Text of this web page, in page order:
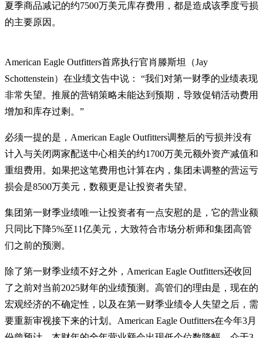
夏季商品减记的约7500万美元库存费用，都是造成该季度亏损
的主要原因。
American Eagle Outfitters首席执行官肖滕斯坦（Jay
Schottenstein）在业绩文告中说： “我们对第一财季的业绩表现
非常失望。推展的营销策略未能达到预期，导致促销活动费用
增加和库存过剩。”
必须一提的是，American Eagle Outfitters调整后的亏损并没有
计入与关闭两家配送中心相关的约1700万美元额外资产减值和
重组费用。如果把这笔费用也计算在内，集团未调整的营运亏
损会是8500万美元，数额更是让投资者失望。
集团第一财季业绩唯一让投资者有一点安慰的是，它的营业额
只同比下降5%至11亿美元，大致符合市场分析师和集团高管
们之前的预测。
除了第一财季业绩不好之外，American Eagle Outfitters还收回
了之前对当前2025财年的业绩预测。高管们的理由是，现在的
宏观经济的不确定性，以及在第一财季业绩令人失望之后，需
要重新审视接下来的计划。American Eagle Outfitters在今年3月